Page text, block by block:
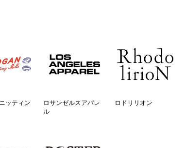
ッティン
ロサンゼルスアパレ
ル
ロドリリオン